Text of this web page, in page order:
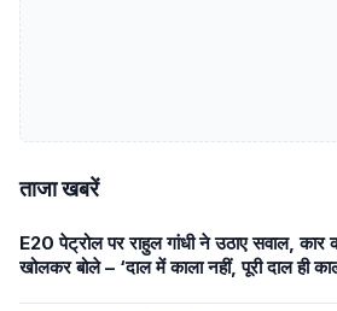
ताजा खबरें
E20 पेट्रोल पर राहुल गांधी ने उठाए सवाल, कार
खोलकर बोले – ‘दाल में काला नहीं, पूरी दाल ही